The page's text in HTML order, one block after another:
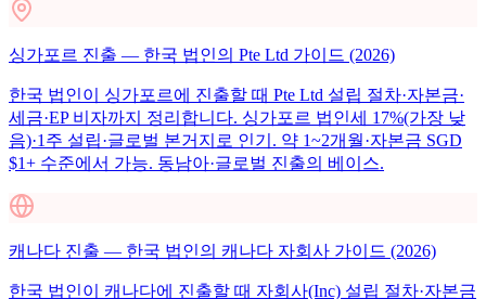
싱가포르 진출 — 한국 법인의 Pte Ltd 가이드 (2026)
한국 법인이 싱가포르에 진출할 때 Pte Ltd 설립 절차·자본금·
세금·EP 비자까지 정리합니다. 싱가포르 법인세 17%(가장 낮
음)·1주 설립·글로벌 본거지로 인기. 약 1~2개월·자본금 SGD
$1+ 수준에서 가능. 동남아·글로벌 진출의 베이스.
캐나다 진출 — 한국 법인의 캐나다 자회사 가이드 (2026)
한국 법인이 캐나다에 진출할 때 자회사(Inc) 설립 절차·자본금